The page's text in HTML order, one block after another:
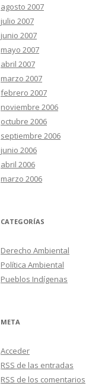
agosto 2007
julio 2007
junio 2007
mayo 2007
abril 2007
marzo 2007
febrero 2007
noviembre 2006
octubre 2006
septiembre 2006
junio 2006
abril 2006
marzo 2006
CATEGORÍAS
Derecho Ambiental
Política Ambiental
Pueblos Indígenas
META
Acceder
RSS de las entradas
RSS de los comentarios